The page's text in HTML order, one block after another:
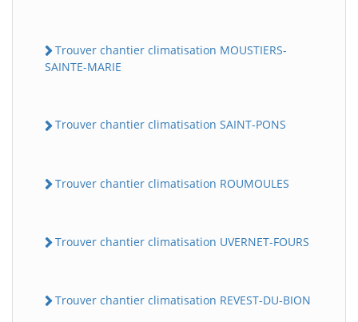
Trouver chantier climatisation MOUSTIERS-
SAINTE-MARIE
Trouver chantier climatisation SAINT-PONS
Trouver chantier climatisation ROUMOULES
Trouver chantier climatisation UVERNET-FOURS
Trouver chantier climatisation REVEST-DU-BION